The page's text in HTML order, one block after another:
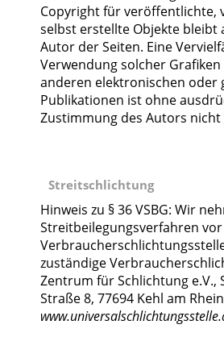
Copyright für veröffentlichte,
selbst erstellte Objekte bleibt
Autor der Seiten. Eine
Verwendung solcher
anderen elektronischen oder
Publikationen ist ohne
Zustimmung des Autors
Streitschlichtung
Hinweis zu § 36 VSBG: Wir
Streitbeilegungsverfahren
zuständige
Zentrum für Schlichtung e.V.,
Straße 8, 77694 Kehl am